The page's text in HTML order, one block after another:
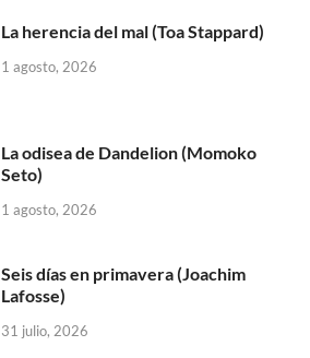
La herencia del mal (Toa Stappard)
1 agosto, 2026
La odisea de Dandelion (Momoko
Seto)
1 agosto, 2026
Seis días en primavera (Joachim
Lafosse)
31 julio, 2026